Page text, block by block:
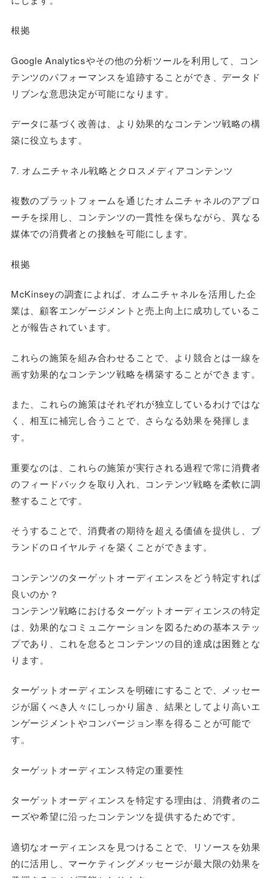
根拠
Google Analyticsやその他の分析ツールを利用して、コン
テンツのパフォーマンスを追跡することができ、データド
リブンな意思決定が可能になります。
データに基づく改善は、より効果的なコンテンツ戦略の構
築に役立ちます。
7. オムニチャネル戦略とクロスメディアコンテンツ
複数のプラットフォームを通じたオムニチャネルのアプロ
ーチを採用し、コンテンツの一貫性を保ちながら、異なる
媒体での消費者との接触を可能にします。
根拠
McKinseyの調査によれば、オムニチャネルを活用した企
業は、顧客エンゲージメントと売上向上に成功しているこ
とが報告されています。
これらの施策を組み合わせることで、より競合とは一線を
画す効果的なコンテンツ戦略を構築することができます。
また、これらの施策はそれぞれが独立しているわけではな
く、相互に補完し合うことで、さらなる効果を発揮しま
す。
重要なのは、これらの施策が実行される過程で常に消費者
のフィードバックを取り入れ、コンテンツ戦略を柔軟に調
整することです。
そうすることで、消費者の期待を超える価値を提供し、ブ
ランドのロイヤルティを築くことができます。
コンテンツのターゲットオーディエンスをどう特定すれば
良いのか？
コンテンツ戦略におけるターゲットオーディエンスの特定
は、効果的なコミュニケーションを図るための基本ステッ
プであり、これを怠るとコンテンツの目的達成は困難とな
ります。
ターゲットオーディエンスを明確にすることで、メッセー
ジが届くべき人々にしっかり届き、結果としてより高いエ
ンゲージメントやコンバージョン率を得ることが可能で
す。
ターゲットオーディエンス特定の重要性
ターゲットオーディエンスを特定する理由は、消費者のニ
ーズや希望に沿ったコンテンツを提供するためです。
適切なオーディエンスを見つけることで、リソースを効果
的に活用し、マーケティングメッセージが最大限の効果を